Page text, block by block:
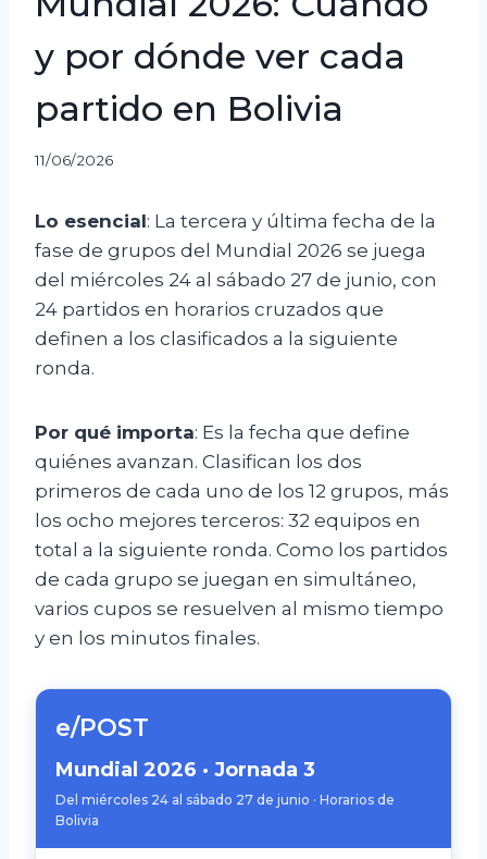
y por dónde ver cada
partido en Bolivia
11/06/2026
Lo esencial: La tercera y última fecha de la
fase de grupos del Mundial 2026 se juega
del miércoles 24 al sábado 27 de junio, con
24 partidos en horarios cruzados que
definen a los clasificados a la siguiente
ronda.
Por qué importa: Es la fecha que define
quiénes avanzan. Clasifican los dos
primeros de cada uno de los 12 grupos, más
los ocho mejores terceros: 32 equipos en
total a la siguiente ronda. Como los partidos
de cada grupo se juegan en simultáneo,
varios cupos se resuelven al mismo tiempo
y en los minutos finales.
e/POST
Mundial 2026 · Jornada 3
Del miércoles 24 al sábado 27 de junio · Horarios de
Bolivia